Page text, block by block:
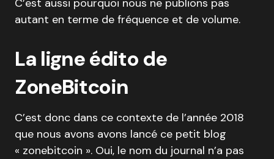
C’est aussi pourquoi nous ne publions pas
autant en terme de fréquence et de volume.
La ligne édito de
ZoneBitcoin
C’est donc dans ce contexte de l’année 2018
que nous avons avons lancé ce petit blog
« zonebitcoin ». Oui, le nom du journal n’a pas